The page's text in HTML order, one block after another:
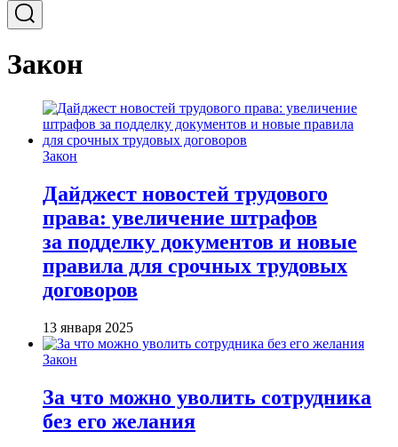
Закон
Закон
Дайджест новостей трудового
права: увеличение штрафов
за подделку документов и новые
правила для срочных трудовых
договоров
13 января 2025
Закон
За что можно уволить сотрудника
без его желания